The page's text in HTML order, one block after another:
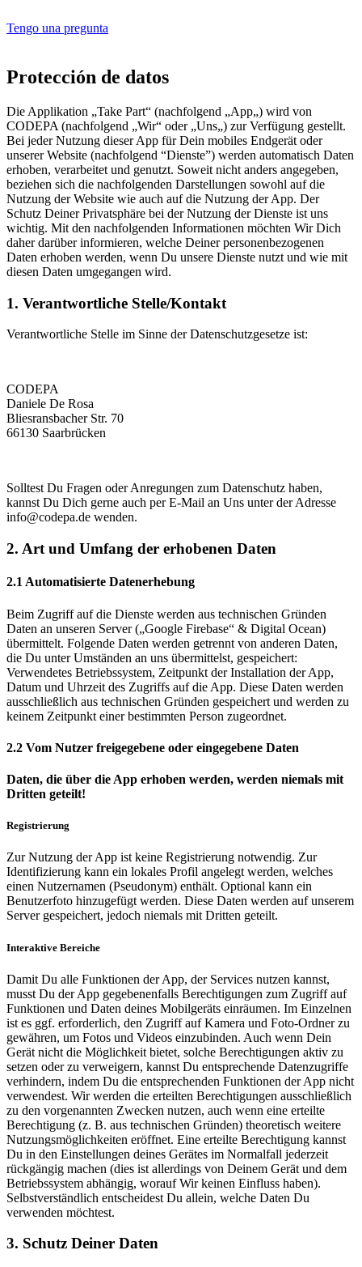
Tengo una pregunta
Protección de datos
Die Applikation „Take Part“ (nachfolgend „App„) wird von
CODEPA (nachfolgend „Wir“ oder „Uns„) zur Verfügung gestellt.
Bei jeder Nutzung dieser App für Dein mobiles Endgerät oder
unserer Website (nachfolgend “Dienste”) werden automatisch Daten
erhoben, verarbeitet und genutzt. Soweit nicht anders angegeben,
beziehen sich die nachfolgenden Darstellungen sowohl auf die
Nutzung der Website wie auch auf die Nutzung der App. Der
Schutz Deiner Privatsphäre bei der Nutzung der Dienste ist uns
wichtig. Mit den nachfolgenden Informationen möchten Wir Dich
daher darüber informieren, welche Deiner personenbezogenen
Daten erhoben werden, wenn Du unsere Dienste nutzt und wie mit
diesen Daten umgegangen wird.
1. Verantwortliche Stelle/Kontakt
Verantwortliche Stelle im Sinne der Datenschutzgesetze ist:
CODEPA
Daniele De Rosa
Bliesransbacher Str. 70
66130 Saarbrücken
Solltest Du Fragen oder Anregungen zum Datenschutz haben,
kannst Du Dich gerne auch per E-Mail an Uns unter der Adresse
info@codepa.de wenden.
2. Art und Umfang der erhobenen Daten
2.1 Automatisierte Datenerhebung
Beim Zugriff auf die Dienste werden aus technischen Gründen
Daten an unseren Server („Google Firebase“ & Digital Ocean)
übermittelt. Folgende Daten werden getrennt von anderen Daten,
die Du unter Umständen an uns übermittelst, gespeichert:
Verwendetes Betriebssystem, Zeitpunkt der Installation der App,
Datum und Uhrzeit des Zugriffs auf die App. Diese Daten werden
ausschließlich aus technischen Gründen gespeichert und werden zu
keinem Zeitpunkt einer bestimmten Person zugeordnet.
2.2 Vom Nutzer freigegebene oder eingegebene Daten
Daten, die über die App erhoben werden, werden niemals mit
Dritten geteilt!
Registrierung
Zur Nutzung der App ist keine Registrierung notwendig. Zur
Identifizierung kann ein lokales Profil angelegt werden, welches
einen Nutzernamen (Pseudonym) enthält. Optional kann ein
Benutzerfoto hinzugefügt werden. Diese Daten werden auf unserem
Server gespeichert, jedoch niemals mit Dritten geteilt.
Interaktive Bereiche
Damit Du alle Funktionen der App, der Services nutzen kannst,
musst Du der App gegebenenfalls Berechtigungen zum Zugriff auf
Funktionen und Daten deines Mobilgeräts einräumen. Im Einzelnen
ist es ggf. erforderlich, den Zugriff auf Kamera und Foto-Ordner zu
gewähren, um Fotos und Videos einzubinden. Auch wenn Dein
Gerät nicht die Möglichkeit bietet, solche Berechtigungen aktiv zu
setzen oder zu verweigern, kannst Du entsprechende Datenzugriffe
verhindern, indem Du die entsprechenden Funktionen der App nicht
verwendest. Wir werden die erteilten Berechtigungen ausschließlich
zu den vorgenannten Zwecken nutzen, auch wenn eine erteilte
Berechtigung (z. B. aus technischen Gründen) theoretisch weitere
Nutzungsmöglichkeiten eröffnet. Eine erteilte Berechtigung kannst
Du in den Einstellungen deines Gerätes im Normalfall jederzeit
rückgängig machen (dies ist allerdings von Deinem Gerät und dem
Betriebssystem abhängig, worauf Wir keinen Einfluss haben).
Selbstverständlich entscheidest Du allein, welche Daten Du
verwenden möchtest.
3. Schutz Deiner Daten